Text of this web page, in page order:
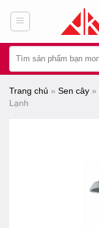
dung
kiếm:
Trang chủ » Sen cây »
Lạnh